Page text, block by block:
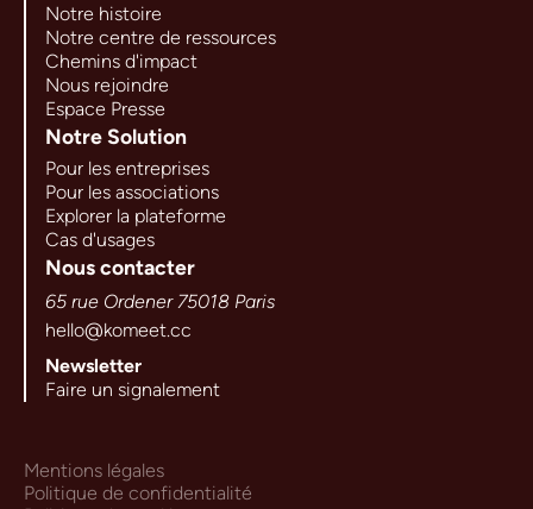
Notre histoire
Notre centre de ressources
Chemins d'impact
Nous rejoindre
Espace Presse
Notre Solution
Pour les entreprises
Pour les associations
Explorer la plateforme
Cas d'usages
Nous contacter
65 rue Ordener 75018 Paris
hello@komeet.cc
Newsletter
Faire un signalement
Mentions légales
Politique de confidentialité